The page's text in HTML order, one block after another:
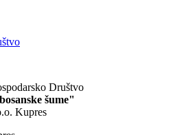
Društvo
šume"
Kupres